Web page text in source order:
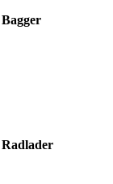
Bagger
Radlader